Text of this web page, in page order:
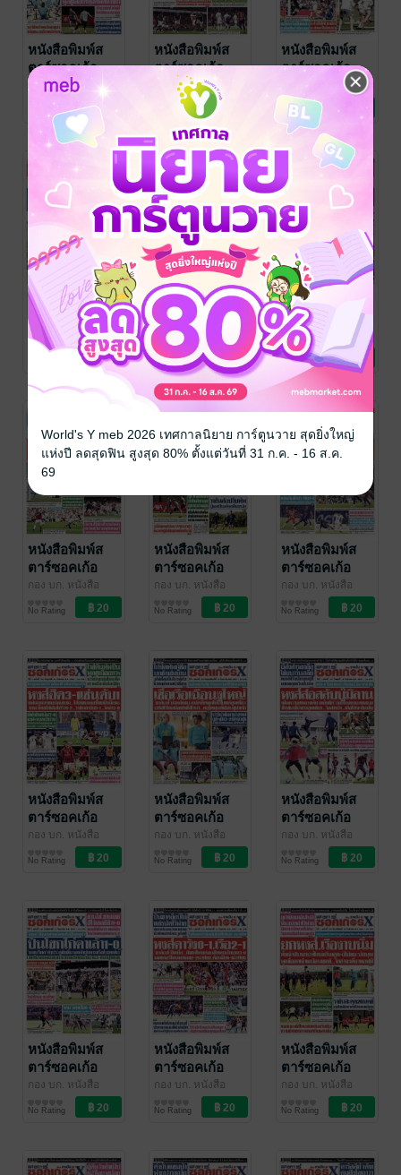
หนังสือพิมพ์ส
ตาร์ซอคเก้อ
ร์Xรายวัน วัน
อาทิตย์ที่ 29
กันยายน
พ.ศ.2567
กอง บก. หนังสือ
พิมพ์สตาร์ซอคเก้อ
ร์Xรายวัน/ อาลาดิน
ออนไลน์
สตาร์ซอคเก้อร์Xราย
No Rating
หนังสือพิมพ์ส
ตาร์ซอคเก้อ
ร์Xรายวัน วัน
เสาร์ที่ 28
กันยายน
พ.ศ.2567
กอง บก. หนังสือ
พิมพ์สตาร์ซอคเก้อ
ร์Xรายวัน/ อาลาดิน
ออนไลน์
สตาร์ซอคเก้อร์Xราย
No Rating
หนังสือพิมพ์ส
ตาร์ซอคเก้อ
ร์Xรายวัน วัน
ศุกร์ที่ 27
กันยายน
พ.ศ.2567
กอง บก. หนังสือ
พิมพ์สตาร์ซอคเก้อ
ร์Xรายวัน
/ อาลาดิน
ออนไลน์
สตาร์ซอคเก้อร์Xราย
วัน
No Rating
หนังสือพิมพ์ส
ตาร์ซอคเก้อ
ร์Xรายวัน วัน
พฤหัสบดีที่ 26
พ.ศ.2567
กอง บก. หนังสือ
พิมพ์สตาร์ซอคเก้อ
/ อาลาดิน
ออนไลน์
สตาร์ซอคเก้อร์Xราย
หนังสือพิมพ์ส
ตาร์ซอคเก้อ
ร์Xรายวัน วันพุธ
ที่ 25 กันยายน
พ.ศ.2567
กอง บก. หนังสือ
พิมพ์สตาร์ซอคเก้อ
ร์Xรายวัน/ อาลาดิน
ออนไลน์
สตาร์ซอคเก้อร์Xราย
วัน
No Rating
หนังสือพิมพ์ส
ตาร์ซอคเก้อ
ร์Xรายวัน วัน
อังคารที่ 24
กันยายน
พ.ศ.2567
กอง บก. หนังสือ
พิมพ์สตาร์ซอคเก้อ
ร์Xรายวัน/ อาลาดิน
ออนไลน์
สตาร์ซอคเก้อร์Xราย
No Rating
หนังสือพิมพ์ส
ตาร์ซอคเก้อ
ร์Xรายวัน วัน
จันทร์ที่ 23
กันยายน
กอง บก. หนังสือ
พิมพ์สตาร์ซอคเก้อ
ร์Xรายวัน
/ อาลาดิน
สตาร์ซอคเก้อร์Xราย
วัน
No Rating
หนังสือพิมพ์ส
ตาร์ซอคเก้อ
ร์Xรายวัน วัน
อาทิตย์ที่ 22
กันยายน
กอง บก. หนังสือ
พิมพ์สตาร์ซอคเก้อ
ร์Xรายวัน
/ อาลาดิน
สตาร์ซอคเก้อร์Xราย
วัน
No Rating
หนังสือพิมพ์ส
ตาร์ซอคเก้อ
ร์Xรายวัน วัน
เสาร์ที่ 21
กันยายน
กอง บก. หนังสือ
พิมพ์สตาร์ซอคเก้อ
ร์Xรายวัน
/ อาลาดิน
สตาร์ซอคเก้อร์Xราย
วัน
No Rating
หนังสือพิมพ์ส
ตาร์ซอคเก้อ
ร์Xรายวัน วัน
ศุกร์ที่ 20
กันยายน
กอง บก. หนังสือ
พิมพ์สตาร์ซอคเก้อ
ร์Xรายวัน
/ อาลาดิน
สตาร์ซอคเก้อร์Xราย
วัน
No Rating
หนังสือพิมพ์ส
ตาร์ซอคเก้อ
ร์Xรายวัน วัน
พฤหัสบดีที่ 19
กันยายน
กอง บก. หนังสือ
พิมพ์สตาร์ซอคเก้อ
ร์Xรายวัน
/ อาลาดิน
สตาร์ซอคเก้อร์Xราย
วัน
No Rating
หนังสือพิมพ์ส
ตาร์ซอคเก้อ
ร์Xรายวัน วันพุธ
ที่ 18 กันยายน
พ.ศ.2567
กอง บก. หนังสือ
พิมพ์สตาร์ซอคเก้อ
ร์Xรายวัน
/ อาลาดิน
สตาร์ซอคเก้อร์Xราย
วัน
No Rating
หนังสือพิมพ์ส
ตาร์ซอคเก้อ
ร์Xรายวัน วัน
อังคารที่ 17
กันยายน
กอง บก. หนังสือ
พิมพ์สตาร์ซอคเก้อ
ร์Xรายวัน
/ อาลาดิน
สตาร์ซอคเก้อร์Xราย
วัน
No Rating
หนังสือพิมพ์ส
ตาร์ซอคเก้อ
ร์Xรายวัน วัน
จันทร์ที่ 16
กันยายน
กอง บก. หนังสือ
พิมพ์สตาร์ซอคเก้อ
ร์Xรายวัน
/ อาลาดิน
สตาร์ซอคเก้อร์Xราย
วัน
No Rating
หนังสือพิมพ์ส
ตาร์ซอคเก้อ
ร์Xรายวัน วัน
อาทิตย์ที่ 15
กันยายน
กอง บก. หนังสือ
พิมพ์สตาร์ซอคเก้อ
ร์Xรายวัน
/ อาลาดิน
สตาร์ซอคเก้อร์Xราย
วัน
No Rating
World's Y meb 2026 เทศกาลนิยาย การ์ตูนวาย สุดยิ่งใหญ่
แห่งปี ลดสุดฟิน สูงสุด 80% ตั้งแต่วันที่ 31 ก.ค. - 16 ส.ค.
69